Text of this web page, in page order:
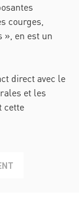
courges,
en est un
direct avec le
et les
cette